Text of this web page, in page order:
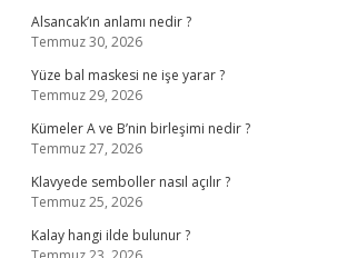
Alsancak’ın anlamı nedir ?
Temmuz 30, 2026
Yüze bal maskesi ne işe yarar ?
Temmuz 29, 2026
Kümeler A ve B’nin birleşimi nedir ?
Temmuz 27, 2026
Klavyede semboller nasıl açılır ?
Temmuz 25, 2026
Kalay hangi ilde bulunur ?